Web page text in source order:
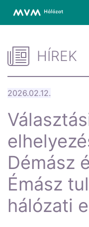
HÍREK
2026.02.12.
Démász
Émász
hálózati